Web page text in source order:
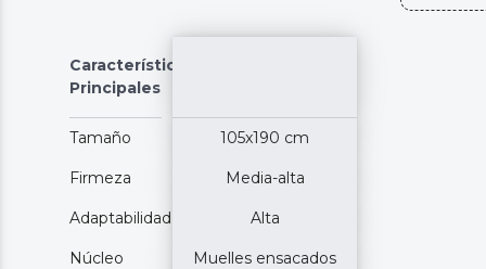
Características
Principales
Tamaño 105x190 cm
Firmeza Media-alta
Adaptabilidad Alta
Núcleo Muelles ensacados